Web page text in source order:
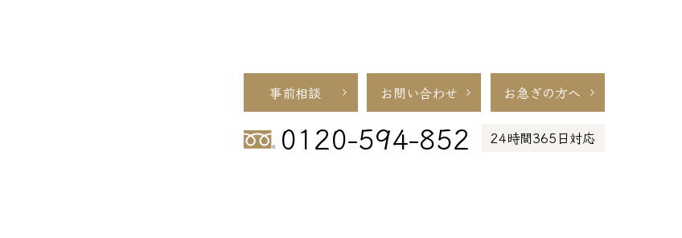
事前相談 お問い合わせ お急ぎの方へ
0120-594-852 24時間365日対応